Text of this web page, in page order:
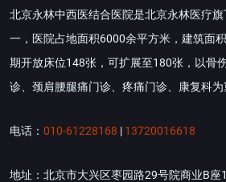
北京永林中西医结合医院是北京永林医疗
一，医院占地面积6000余平方米，建筑面
期开放床位148张，可扩展至180张，以骨
诊、颈肩腰腿痛门诊、疼痛门诊、康复科
电话： 010-61228168 | 13720016618
地址：北京市大兴区枣园路29号院商业B座